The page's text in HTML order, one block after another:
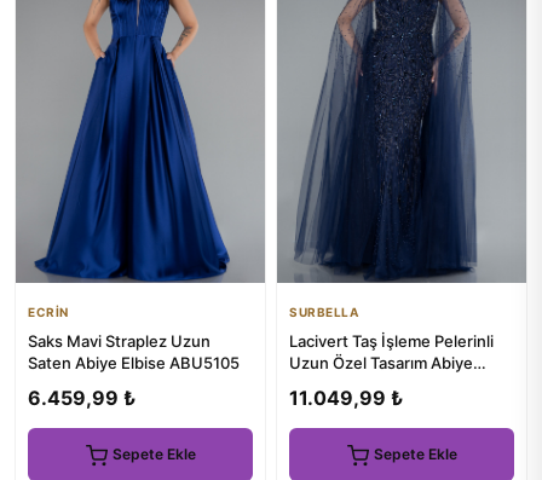
ECRİN
Saks Mavi Straplez Uzun
Saten Abiye Elbise ABU5105
6.459,99 ₺
Sepete Ekle
SURBELLA
Lacivert Taş İşleme Pelerinli
Uzun Özel Tasarım Abiye
11.049,99 ₺
Sepete Ekle